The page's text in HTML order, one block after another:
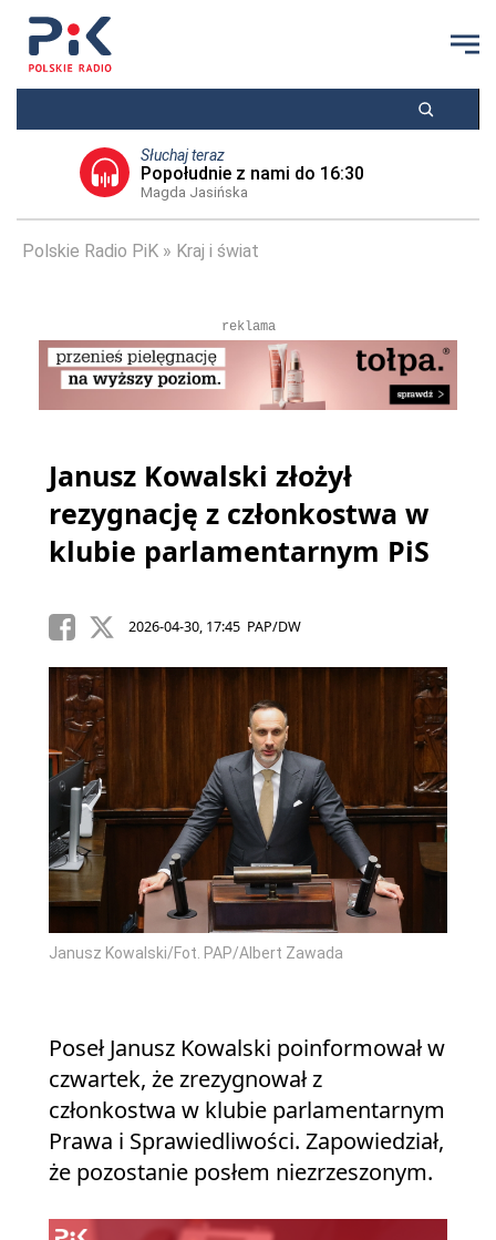
Słuchaj teraz
Popołudnie z nami do 16:30
Magda Jasińska
Polskie Radio PiK Kraj i świat
reklama
Janusz Kowalski złożył
rezygnację z członkostwa w
klubie parlamentarnym PiS
2026-04-30, 17:45 PAP/DW
Janusz Kowalski/Fot. PAP/Albert Zawada
Poseł Janusz Kowalski poinformował w
czwartek, że zrezygnował z
członkostwa w klubie parlamentarnym
Prawa i Sprawiedliwości. Zapowiedział,
że pozostanie posłem niezrzeszonym.